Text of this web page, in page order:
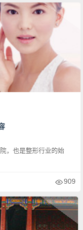
，也是整形行业的始
909